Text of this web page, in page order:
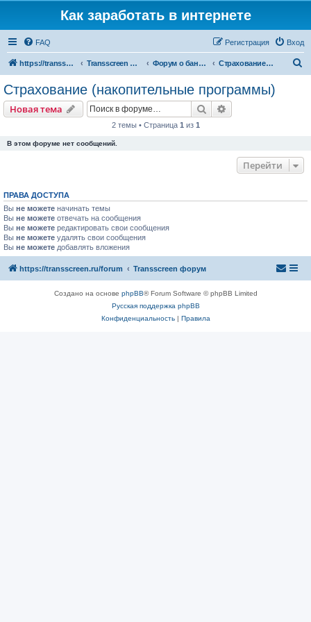
Как заработать в интернете
FAQ Вход
Регистрация
https://transscreen.ru/forum Transscreen форум Форум о банках и страховании Страхование (накопительные программы)
Страхование (накопительные программы)
Новая тема Поиск
2 темы • Страница 1 из 1
В этом форуме нет сообщений.
Перейти
ПРАВА ДОСТУПА
Вы не можете начинать темы
Вы не можете отвечать на сообщения
Вы не можете редактировать свои сообщения
Вы не можете удалять свои сообщения
Вы не можете добавлять вложения
https://transscreen.ru/forum Transscreen форум
Создано на основе phpBB® Forum Software © phpBB Limited
Русская поддержка phpBB
Конфиденциальность| Правила